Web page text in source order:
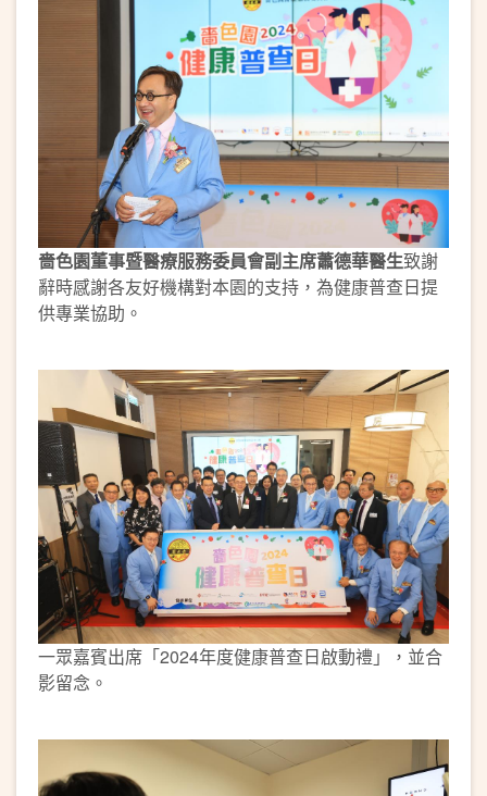
嗇色園董事暨醫療服務委員會副主席蕭德華醫生致謝
辭時感謝各友好機構對本園的支持，為健康普查日提
供專業協助。
一眾嘉賓出席「2024年度健康普查日啟動禮」，並合
影留念。